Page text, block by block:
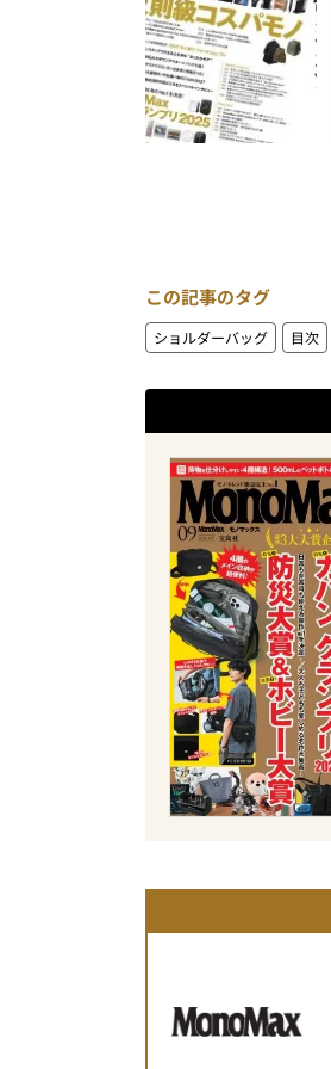
この記事のタグ
ショルダーバッグ 目次